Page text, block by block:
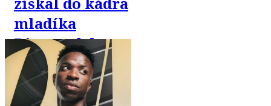
mladíka
Diomandeho